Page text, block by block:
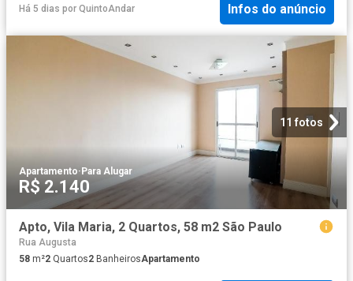
Há 5 dias por QuintoAndar Infos do anúncio
11 fotos
Apartamento· Para Alugar
R$ 2.140
Apto, Vila Maria, 2 Quartos, 58 m2 São Paulo
Rua Augusta
58 m²2 Quartos2 BanheirosApartamento